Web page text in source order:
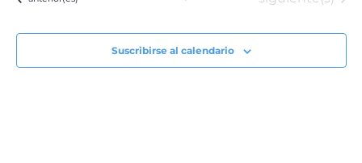
Suscribirse al calendario